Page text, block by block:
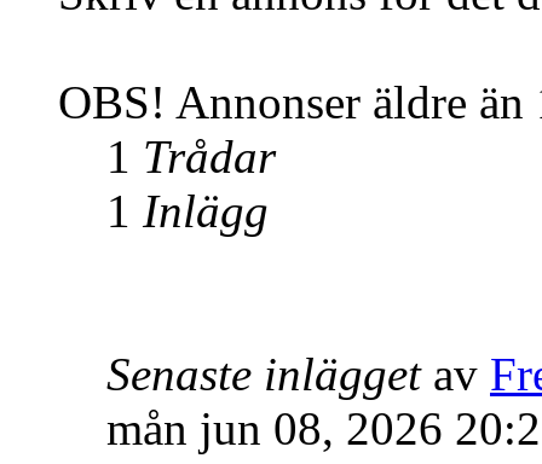
OBS! Annonser äldre
1 Trådar
1 Inlägg
Senaste inläggetav
mån jun 08, 2026